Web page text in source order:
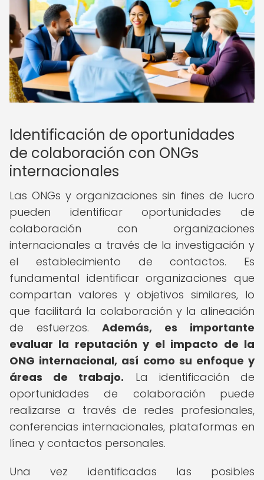
Identificación de oportunidades
de colaboración con ONGs
internacionales
Las ONGs y organizaciones sin fines de lucro
pueden identificar oportunidades de
colaboración con organizaciones
internacionales a través de la investigación y
el establecimiento de contactos. Es
fundamental identificar organizaciones que
compartan valores y objetivos similares, lo
que facilitará la colaboración y la alineación
de esfuerzos. Además, es importante
evaluar la reputación y el impacto de la
ONG internacional, así como su enfoque y
áreas de trabajo. La identificación de
oportunidades de colaboración puede
realizarse a través de redes profesionales,
conferencias internacionales, plataformas en
línea y contactos personales.
Una vez identificadas las posibles